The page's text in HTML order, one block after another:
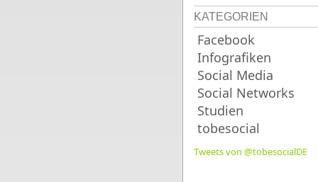
KATEGORIEN
Facebook
Infografiken
Social Media
Social Networks
Studien
tobesocial
Tweets von @tobesocialDE